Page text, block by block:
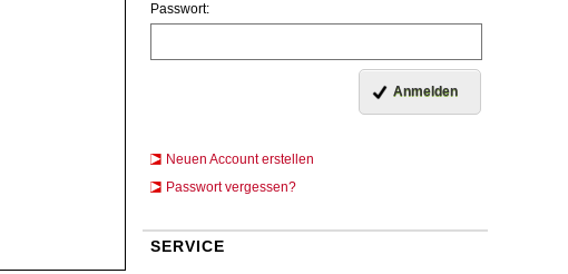
Passwort:
Neuen Account erstellen
Passwort vergessen?
SERVICE